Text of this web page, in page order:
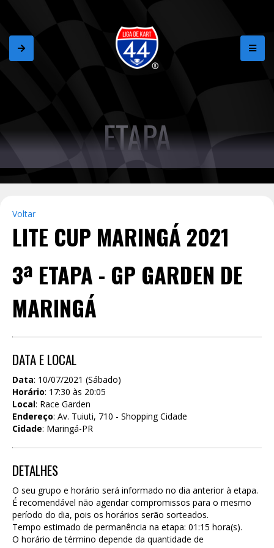
ETAPA
Voltar
LITE CUP MARINGÁ 2021
3ª ETAPA - GP GARDEN DE
MARINGÁ
DATA E LOCAL
Data: 10/07/2021 (Sábado)
Horário: 17:30 às 20:05
Local: Race Garden
Endereço: Av. Tuiuti, 710 - Shopping Cidade
Cidade: Maringá-PR
DETALHES
O seu grupo e horário será informado no dia anterior à etapa.
É recomendável não agendar compromissos para o mesmo
período do dia, pois os horários serão sorteados.
Tempo estimado de permanência na etapa: 01:15 hora(s).
O horário de término depende da quantidade de